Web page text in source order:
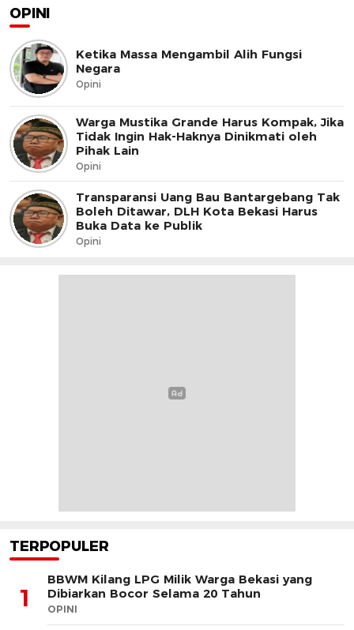
OPINI
Ketika Massa Mengambil Alih Fungsi
Negara
Opini
Warga Mustika Grande Harus Kompak, Jika
Tidak Ingin Hak-Haknya Dinikmati oleh
Pihak Lain
Opini
Transparansi Uang Bau Bantargebang Tak
Boleh Ditawar, DLH Kota Bekasi Harus
Buka Data ke Publik
Opini
TERPOPULER
1
BBWM Kilang LPG Milik Warga Bekasi yang
Dibiarkan Bocor Selama 20 Tahun
OPINI